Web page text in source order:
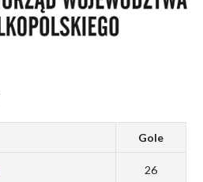
Gole
26